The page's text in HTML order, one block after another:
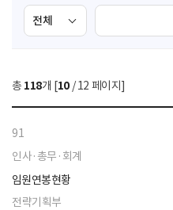
검
색
선
택
색
총 118개 [10 / 12 페이지]
91
인사·총무·회계
임원연봉현황
전략기획부